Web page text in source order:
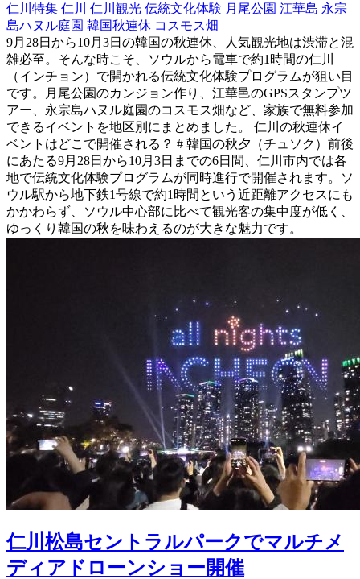
仁川特集 仁川 仁川観光 伝統文化体験 月尾公園 江華島 永宗
島ハヌル庭園 韓国秋連休 コスモス畑
9月28日から10月3日の韓国の秋連休、人気観光地は渋滞と混
雑必至。そんな時こそ、ソウルから電車で約1時間の仁川
（インチョン）で開かれる伝統文化体験プログラムが狙い目
です。月尾公園のカンジョン作り、江華邑のGPSスタンプツ
アー、永宗島ハヌル庭園のコスモス畑など、家族で無料参加
できるイベントを地区別にまとめました。 仁川の秋連休イ
ベントはどこで開催される？ # 韓国の秋夕（チュソク）前後
にあたる9月28日から10月3日までの6日間、仁川市内では各
地で伝統文化体験プログラムが同時進行で開催されます。ソ
ウル駅から地下鉄1号線で約1時間という近距離アクセスにも
かかわらず、ソウル中心部に比べて観光客の集中度が低く、
ゆっくり韓国の秋を味わえるのが大きな魅力です。
仁川松島セントラルパークでマルチメ
ディアドローンショー開催